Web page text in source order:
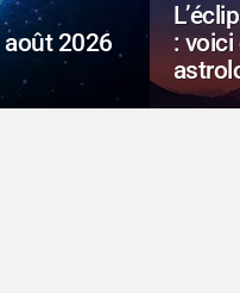
2026
: voici